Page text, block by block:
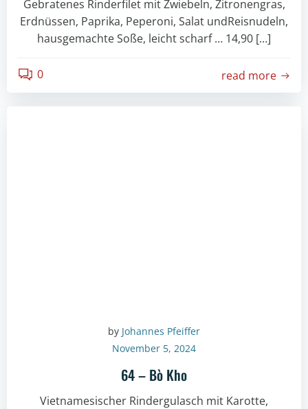
Gebratenes Rinderfilet mit Zwiebeln, Zitronengras,
Erdnüssen, Paprika, Peperoni, Salat undReisnudeln,
hausgemachte Soße, leicht scharf … 14,90 […]
0 read more
by Johannes Pfeiffer
November 5, 2024
64 – Bò Kho
Vietnamesischer Rindergulasch mit Karotte,